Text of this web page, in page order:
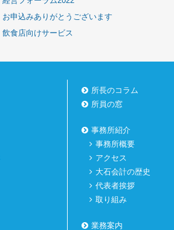
お申込みありがとうございます
飲食店向けサービス
所長のコラム
所員の窓
事務所紹介
事務所概要
アクセス
大石会計の歴史
代表者挨拶
取り組み
業務案内